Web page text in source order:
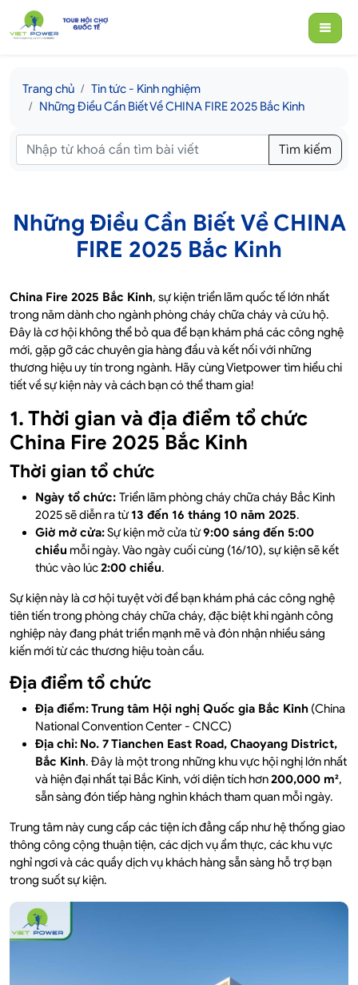
Trang chủ
Tin tức - Kinh nghiệm
Những Điều Cần Biết Về CHINA FIRE 2025 Bắc Kinh
Tìm kiếm
Những Điều Cần Biết Về CHINA
FIRE 2025 Bắc Kinh
China Fire 2025 Bắc Kinh, sự kiện triển lãm quốc tế lớn nhất
trong năm dành cho ngành phòng cháy chữa cháy và cứu hộ.
Đây là cơ hội không thể bỏ qua để bạn khám phá các công nghệ
mới, gặp gỡ các chuyên gia hàng đầu và kết nối với những
thương hiệu uy tín trong ngành. Hãy cùng Vietpower tìm hiểu chi
tiết về sự kiện này và cách bạn có thể tham gia!
1. Thời gian và địa điểm tổ chức
China Fire 2025 Bắc Kinh
Thời gian tổ chức
Ngày tổ chức: Triển lãm phòng cháy chữa cháy Bắc Kinh
2025sẽ diễn ra từ13 đến 16 tháng 10 năm 2025.
Giờ mở cửa:Sự kiện mở cửa từ9:00 sáng đến 5:00
chiều mỗi ngày. Vào ngày cuối cùng (16/10), sự kiện sẽ kết
thúc vào lúc2:00 chiều.
Sự kiện này là cơ hội tuyệt vời để bạn khám phá các công nghệ
tiên tiến trong phòng cháy chữa cháy, đặc biệt khi ngành công
nghiệp này đang phát triển mạnh mẽ và đón nhận nhiều sáng
kiến mới từ các thương hiệu toàn cầu.
Địa điểm tổ chức
Địa điểm:Trung tâm Hội nghị Quốc gia Bắc Kinh (China
National Convention Center - CNCC)
Địa chỉ: No. 7 Tianchen East Road, Chaoyang District,
Bắc Kinh. Đây là một trong những khu vực hội nghị lớn nhất
và hiện đại nhất tại Bắc Kinh, với diện tích hơn200,000 m²,
sẵn sàng đón tiếp hàng nghìn khách tham quan mỗi ngày.
Trung tâm này cung cấp các tiện ích đẳng cấp như hệ thống giao
thông công cộng thuận tiện, các dịch vụ ẩm thực, các khu vực
nghỉ ngơi và các quầy dịch vụ khách hàng sẵn sàng hỗ trợ bạn
trong suốt sự kiện.